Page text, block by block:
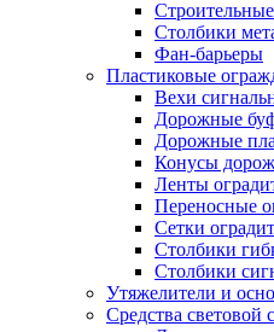
Столбики
Фан-барьеры
Пластиковые
Вехи
Дорожные
Дорожные
Конусы
Ленты
Переносные
Сетки
Столбики
Столбики
Утяжелители и
Средства световой